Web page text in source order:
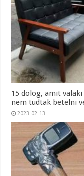
15 dolog, amit
nem tudtak betelni
2023-02-13